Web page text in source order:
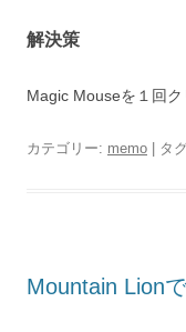
解決策
Magic Mouseを１回ク
カテゴリー: memo | タ
Mountain Lion